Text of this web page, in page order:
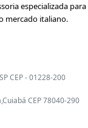
especializada para
mercado italiano.
CEP - 01228-200
CEP 78040-290